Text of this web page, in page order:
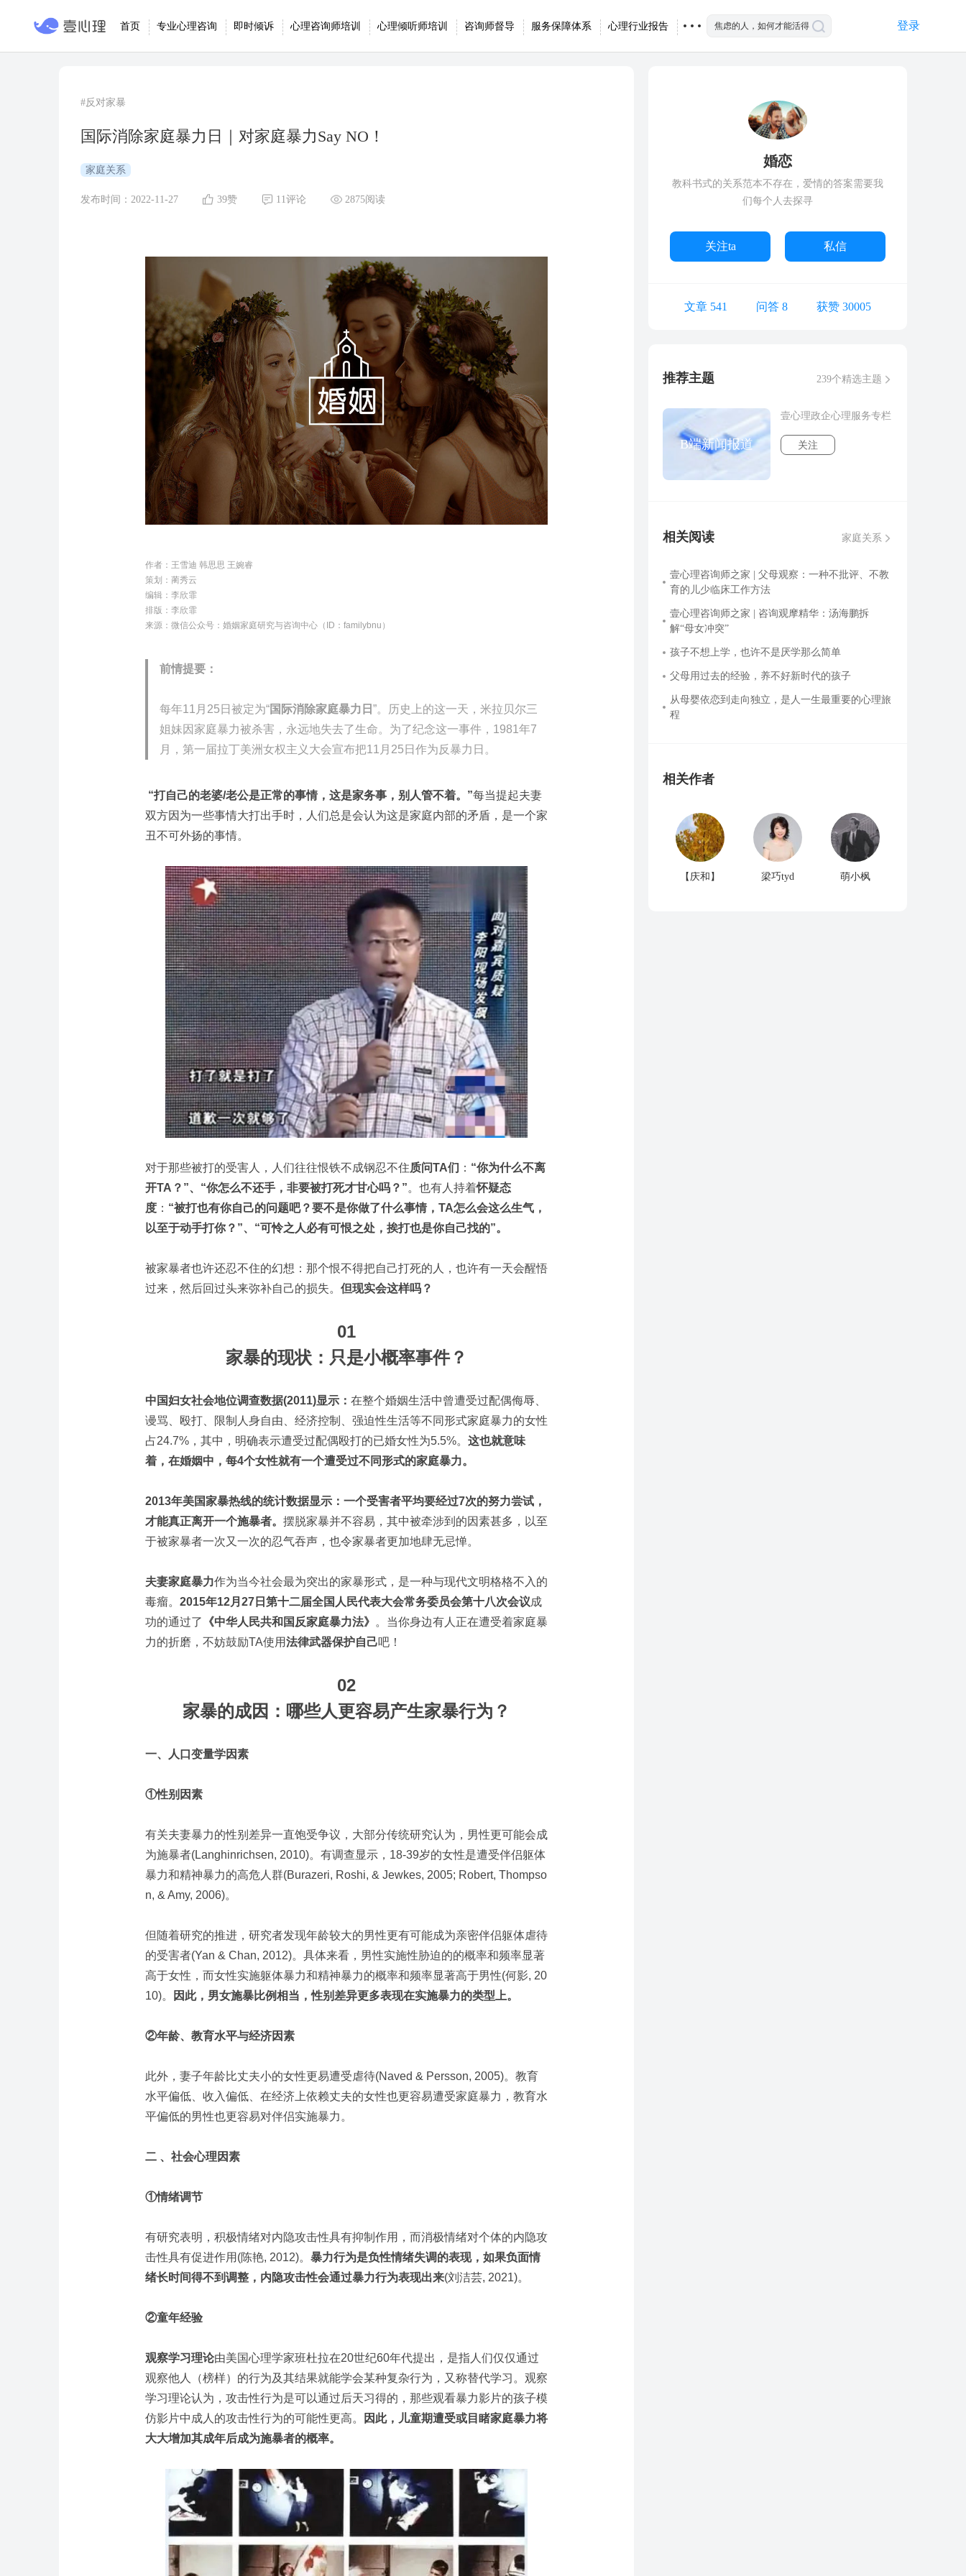
首页 专业心理咨询 即时倾诉 心理咨询师培训 心理倾听师培训 咨询师督导 服务保障体系 心理行业报告 登录
#反对家暴
国际消除家庭暴力日｜对家庭暴力Say NO！
家庭关系
发布时间：2022-11-27 39赞 11评论 2875阅读
作者： 王雪迪 韩思思 王婉睿
策划：蔺秀云
编辑：李欣霏
排版：李欣霏
来源：微信公众号：婚姻家庭研究与咨询中心（ID：familybnu）
前情提要：
每年11月25日被定为“国际消除家庭暴力日 ”。历史上的这一天，米拉贝尔三
姐妹因家庭暴力被杀害，永远地失去了生命。为了纪念这一事件，1981年7
月，第一届拉丁美洲女权主义大会宣布把11月25日作为反暴力日。
“打自己的老婆/老公是正常的事情，这是家务事，别人管不着。”每当提起夫妻
双方因为一些事情大打出手时，人们总是会认为这是家庭内部的矛盾，是一个家
丑不可外扬的事情。
对于那些被打的受害人，人们往往恨铁不成钢忍不住质问TA们 ： “你为什么不离
开TA？”、“你怎么不还手，非要被打死才甘心吗？”。也有人持着怀疑态
度 ： “被打也有你自己的问题吧？要不是你做了什么事情，TA怎么会这么生气，
以至于动手打你？”、“可怜之人必有可恨之处，挨打也是你自己找的”。
被家暴者也许还忍不住的幻想：那个恨不得把自己打死的人，也许有一天会醒悟
过来，然后回过头来弥补自己的损失。 但现实会这样吗？
01
家暴的现状：只是小概率事件？
中国妇女社会地位调查数据(2011)显示： 在整个婚姻生活中曾遭受过配偶侮辱、
谩骂、殴打、限制人身自由、经济控制、强迫性生活等不同形式家庭暴力的女性
占24.7%，其中，明确表示遭受过配偶殴打的已婚女性为5.5%。 这也就意味
着，在婚姻中，每4个女性就有一个遭受过不同形式的家庭暴力。
2013年美国家暴热线的统计数据显示： 一个受害者平均要经过7次的努力尝试，
才能真正离开一个施暴者。 摆脱家暴并不容易，其中被牵涉到的因素甚多，以至
于被家暴者一次又一次的忍气吞声，也令家暴者更加地肆无忌惮。
夫妻家庭暴力作为当今社会最为突出的家暴形式，是一种与现代文明格格不入的
毒瘤。 2015年12月27日第十二届全国人民代表大会常务委员会第十八次会议成
功的通过了
《中华人民共和国反家庭暴力法》 。当你身边有人正在遭受着家庭暴
力的折磨，不妨鼓励TA使用法律武器保护自己吧！
02
家暴的成因：哪些人更容易产生家暴行为？
一、人口变量学因素
①性别因素
有关夫妻暴力的性别差异一直饱受争议，大部分传统研究认为，男性更可能会成
为施暴者(Langhinrichsen, 2010)。有调查显示，18-39岁的女性是遭受伴侣躯体
暴力和精神暴力的高危人群(Burazeri, Roshi, & Jewkes, 2005; Robert, Thompso
n, & Amy, 2006)。
但随着研究的推进，研究者发现年龄较大的男性更有可能成为亲密伴侣躯体虐待
的受害者(Yan & Chan, 2012)。具体来看，男性实施性胁迫的的概率和频率显著
高于女性，而女性实施躯体暴力和精神暴力的概率和频率显著高于男性(何影, 20
10)。
因此，男女施暴比例相当，性别差异更多表现在实施暴力的类型上。
②年龄、教育水平与经济因素
此外，妻子年龄比丈夫小的女性更易遭受虐待(Naved & Persson, 2005)。教育
水平偏低、收入偏低、在经济上依赖丈夫的女性也更容易遭受家庭暴力，教育水
平偏低的男性也更容易对伴侣实施暴力。
二 、社会心理因素
①情绪调节
有研究表明，积极情绪对内隐攻击性具有抑制作用，而消极情绪对个体的内隐攻
击性具有促进作用(陈艳, 2012)。 暴力行为是负性情绪失调的表现，如果负面情
绪长时间得不到调整，内隐攻击性会通过暴力行为表现出来(刘洁芸, 2021)。
②童年经验
观察学习理论由美国心理学家班杜拉在20世纪60年代提出，是指人们仅仅通过
观察他人（榜样）的行为及其结果就能学会某种复杂行为，又称替代学习。观察
学习理论认为，攻击性行为是可以通过后天习得的，那些观看暴力影片的孩子模
仿影片中成人的攻击性行为的可能性更高。
因此，儿童期遭受或目睹家庭暴力将
大大增加其成年后成为施暴者的概率。
婚恋
教科书式的关系范本不存在，爱情的答案需要我
们每个人去探寻
关注ta 私信
文章 541 问答 8 获赞 30005
推荐主题 239个精选主题
B端新闻报道
壹心理政企心理服务专栏
关注
相关阅读 家庭关系
壹心理咨询师之家 | 父母观察：一种不批评、不教
育的儿少临床工作方法
壹心理咨询师之家 | 咨询观摩精华：汤海鹏拆
解“母女冲突”
孩子不想上学，也许不是厌学那么简单
父母用过去的经验，养不好新时代的孩子
从母婴依恋到走向独立，是人一生最重要的心理旅
程
相关作者
【庆和】 梁巧tyd 萌小枫